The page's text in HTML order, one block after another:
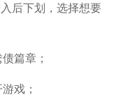
后下划，选择想要
篇章；
戏；